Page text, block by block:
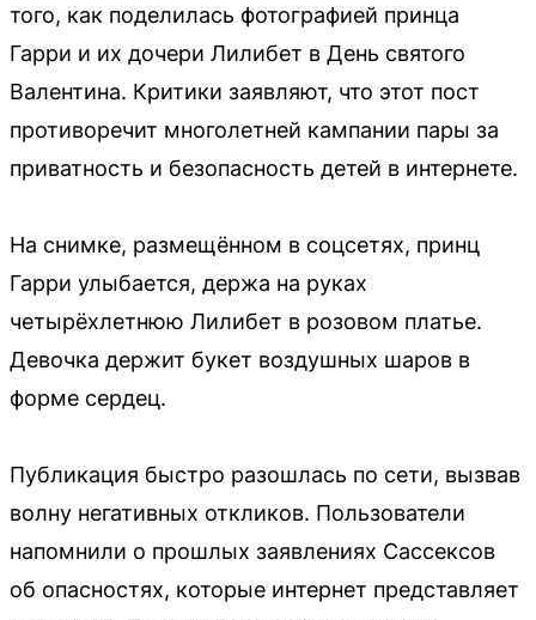
того, как поделилась фотографией принца
Гарри и их дочери Лилибет в День святого
Валентина. Критики заявляют, что этот пост
противоречит многолетней кампании пары за
приватность и безопасность детей в интернете.
На снимке, размещённом в соцсетях, принц
Гарри улыбается, держа на руках
четырёхлетнюю Лилибет в розовом платье.
Девочка держит букет воздушных шаров в
форме сердец.
Публикация быстро разошлась по сети, вызвав
волну негативных откликов. Пользователи
напомнили о прошлых заявлениях Сассексов
об опасностях, которые интернет представляет